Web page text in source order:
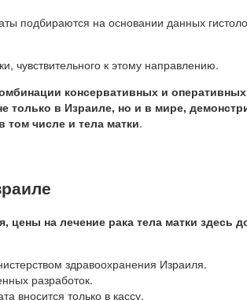
подбираются на основании данных
чувствительного к этому направлению.
консервативных и
только в Израиле, но и в мире,
том числе и тела матки.
на лечение рака тела матки здесь
здравоохранения Израиля.
разработок.
вносится только в кассу.